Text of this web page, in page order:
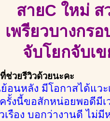
สายC ใหม่ ส
เพรียวบางกร
จับโยกจับเ
วยรีวิวด้วยนะคะ
อนหลัง มีโอกาสได้แว
รั้งนี้ขอสักหน่อยพอดีมี
รือง บอกว่างานดี ไม่